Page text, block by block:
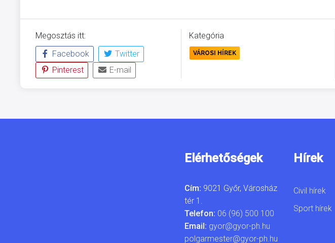
Megosztás itt:
Facebook
Twitter
Pinterest
E-mail
Kategória
VÁROSI HÍREK
Elérhetőségek
Cím: 9021 Győr, Városház
tér 1.
Telefon: 06 (96) 500 100
Email: gyor@gyor-ph.hu
polgarmester@gyor-ph.hu
Hírek
Civil hírek
Sport hírek